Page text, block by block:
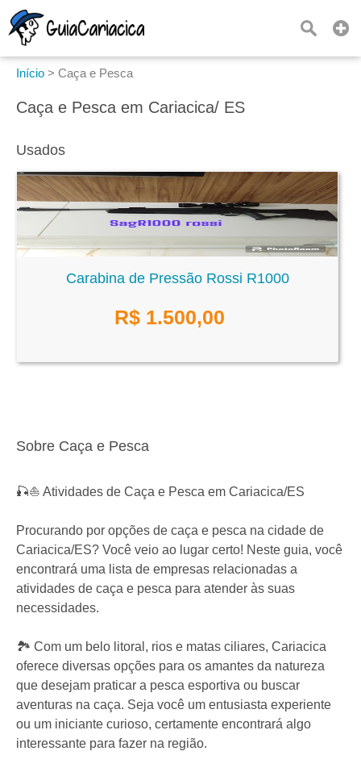
Início > Caça e Pesca
Caça e Pesca em Cariacica/ ES
Usados
Carabina de Pressão Rossi R1000
R$ 1.500,00
Sobre Caça e Pesca
🎣⛵ Atividades de Caça e Pesca em Cariacica/ES
Procurando por opções de caça e pesca na cidade de
Cariacica/ES? Você veio ao lugar certo! Neste guia, você
encontrará uma lista de empresas relacionadas a
atividades de caça e pesca para atender às suas
necessidades.
🏞️ Com um belo litoral, rios e matas ciliares, Cariacica
oferece diversas opções para os amantes da natureza
que desejam praticar a pesca esportiva ou buscar
aventuras na caça. Seja você um entusiasta experiente
ou um iniciante curioso, certamente encontrará algo
interessante para fazer na região.